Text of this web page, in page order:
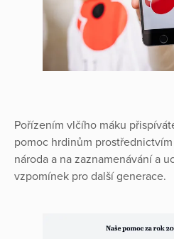
Pořízením vlčího máku
pomoc hrdinům
národa a na zaznamenávání a
vzpomínek pro další generace.